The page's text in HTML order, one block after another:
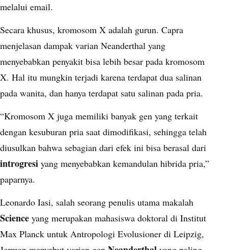
melalui email.
Secara khusus, kromosom X adalah gurun. Capra
menjelasan dampak varian Neanderthal yang
menyebabkan penyakit bisa lebih besar pada kromosom
X. Hal itu mungkin terjadi karena terdapat dua salinan
pada wanita, dan hanya terdapat satu salinan pada pria.
“Kromosom X juga memiliki banyak gen yang terkait
dengan kesuburan pria saat dimodifikasi, sehingga telah
diusulkan bahwa sebagian dari efek ini bisa berasal dari
introgresi yang menyebabkan kemandulan hibrida pria,”
paparnya.
Leonardo Iasi, salah seorang penulis utama makalah
Science yang merupakan mahasiswa doktoral di Institut
Max Planck untuk Antropologi Evolusioner di Leipzig,